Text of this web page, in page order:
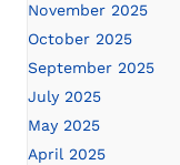
November 2025
October 2025
September 2025
July 2025
May 2025
April 2025